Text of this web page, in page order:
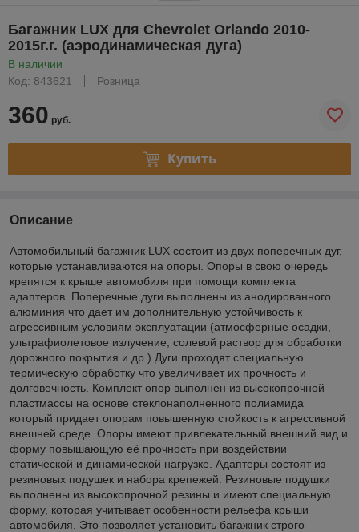
Багажник LUX для Chevrolet Orlando 2010-
2015г.г. (аэродинамическая дуга)
В наличии
Код: 843621
Розница
360 руб.
Купить
Описание
Автомобильный багажник LUX состоит из двух поперечных дуг,
которые устанавливаются на опоры. Опоры в свою очередь
крепятся к крыше автомобиля при помощи комплекта
адаптеров. Поперечные дуги выполнены из анодированного
алюминия что дает им дополнительную устойчивость к
агрессивным условиям эксплуатации (атмосферные осадки,
ультрафиолетовое излучение, солевой раствор для обработки
дорожного покрытия и др.) Дуги проходят специальную
термическую обработку что увеличивает их прочность и
долговечность. Комплект опор выполнен из высокопрочной
пластмассы на основе стеклонаполненного полиамида
который придает опорам повышенную стойкость к агрессивной
внешней среде. Опоры имеют привлекательный внешний вид и
форму повышающую её прочность при воздействии
статической и динамической нагрузке. Адаптеры состоят из
резиновых подушек и набора крепежей. Резиновые подушки
выполнены из высокопрочной резины и имеют специальную
форму, которая учитывает особенности рельефа крыши
автомобиля. Это позволяет установить багажник строго